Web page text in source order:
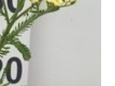
options
may
chosen